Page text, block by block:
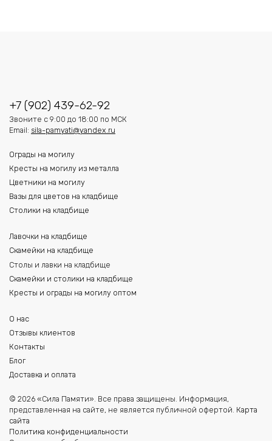
+7 (902) 439-62-92
Звоните с 9:00 до 18:00 по МСК
Email: sila-pamyati@yandex.ru
Ограды на могилу
Кресты на могилу из металла
Цветники на могилу
Вазы для цветов на кладбище
Столики на кладбище
Лавочки на кладбище
Скамейки на кладбище
Столы и лавки на кладбище
Скамейки и столики на кладбище
Кресты и ограды на могилу оптом
О нас
Отзывы клиентов
Контакты
Блог
Доставка и оплата
© 2026 «Сила Памяти». Все права защищены. Информация,
представленная на сайте, не является публичной офертой. Карта
сайта
Политика конфиденциальности